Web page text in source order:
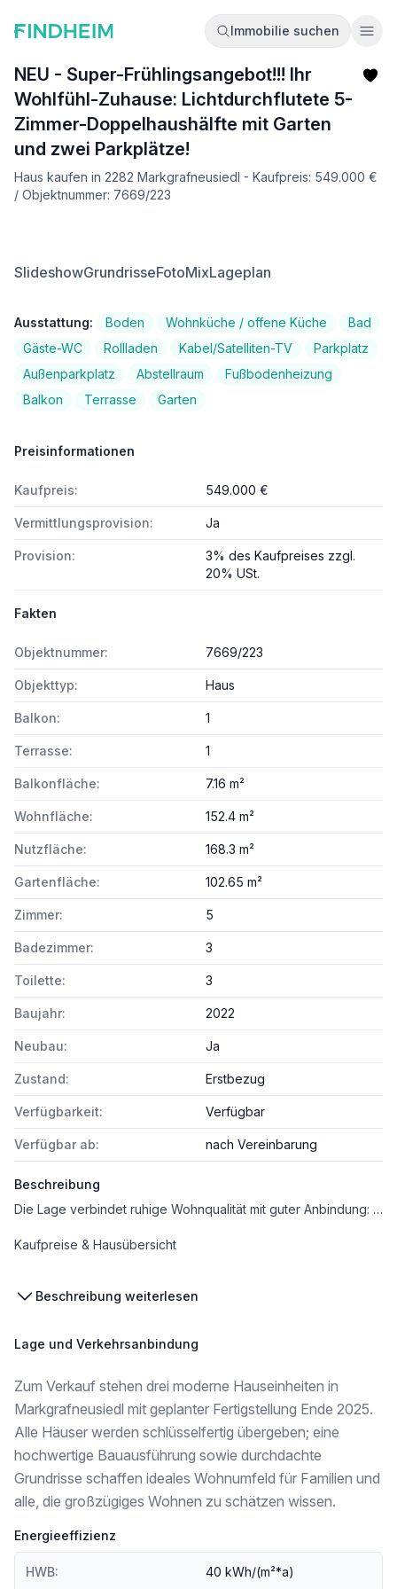
Immobilie suchen
NEU - Super-Frühlingsangebot!!! Ihr
Wohlfühl-Zuhause: Lichtdurchflutete 5-
Zimmer-Doppelhaushälfte mit Garten
und zwei Parkplätze!
Haus kaufen in 2282 Markgrafneusiedl - Kaufpreis: 549.000 €
/ Objektnummer: 7669/223
SlideshowGrundrisseFotoMixLageplan
Ausstattung: Boden Wohnküche / offene Küche
Bad
Gäste-WC
Rollladen Kabel/Satelliten-TV
Parkplatz
Außenparkplatz
Abstellraum
Fußbodenheizung
Balkon
Terrasse Garten
Preisinformationen
Kaufpreis: 549.000 €
Vermittlungsprovision: Ja
Provision:
3% des Kaufpreises zzgl.
20% USt.
Fakten
Objektnummer: 7669/223
Objekttyp: Haus
Balkon: 1
Terrasse: 1
Balkonfläche: 7.16 m²
Wohnfläche: 152.4 m²
Nutzfläche: 168.3 m²
Gartenfläche: 102.65 m²
Zimmer: 5
Badezimmer: 3
Toilette: 3
Baujahr: 2022
Neubau: Ja
Zustand: Erstbezug
Verfügbarkeit: Verfügbar
Verfügbar ab: nach Vereinbarung
Beschreibung
Die Lage verbindet ruhige Wohnqualität mit guter Anbindung: Nahversorgung, Schulen sowie mehrere VOR-Buslinien: ( 540 - zur U-2 Hausfeldstrasse/Schlosshof; 554 -Deiutsch-Wagram,oder 551 - Gross-Enzersdorf/Gänserndorf) befinden sich direkt im Ort bzw. in den umliegenden Gemeinden.
Kaufpreise & Hausübersicht
5 Zimmer | ca. 152,4 m² WNFL | Balkon ca. 7,16 m² | Terrasse ca. 22,99 m² | Garten ca. 99,12 m² | 2 Stellplätze
SCHLÜSSELFERTIG € 549.000,00
Alle zwei Häuser werden im belagsfertigen Zustand zu einem Preis von jeweils 519.000 € pro Haus angeboten!
Raumaufteilung:
Beschreibung weiterlesen
Lage und Verkehrsanbindung
Zum Verkauf stehen drei moderne Hauseinheiten in
Markgrafneusiedl mit geplanter Fertigstellung Ende 2025.
Alle Häuser werden schlüsselfertig übergeben; eine
hochwertige Bauausführung sowie durchdachte
Grundrisse schaffen ideales Wohnumfeld für Familien und
alle, die großzügiges Wohnen zu schätzen wissen.
Energieeffizienz
HWB: 40 kWh/(m²*a)